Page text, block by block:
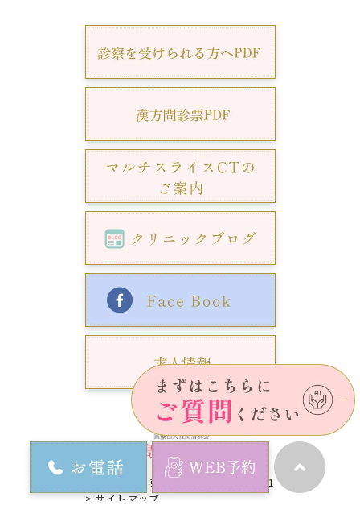
〒179-0082 東京都練馬区錦1丁目21-1
> サイトマップ